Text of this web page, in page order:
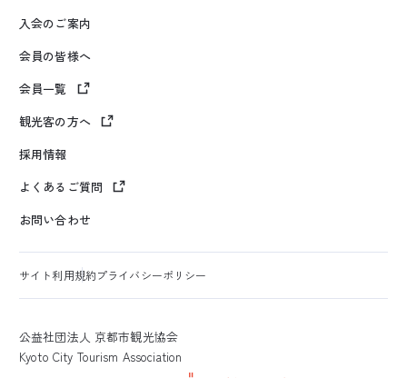
入会のご案内
会員の皆様へ
会員一覧
観光客の方へ
採用情報
よくあるご質問
お問い合わせ
サイト利用規約プライバシーポリシー
公益社団法人 京都市観光協会
Kyoto City Tourism Association